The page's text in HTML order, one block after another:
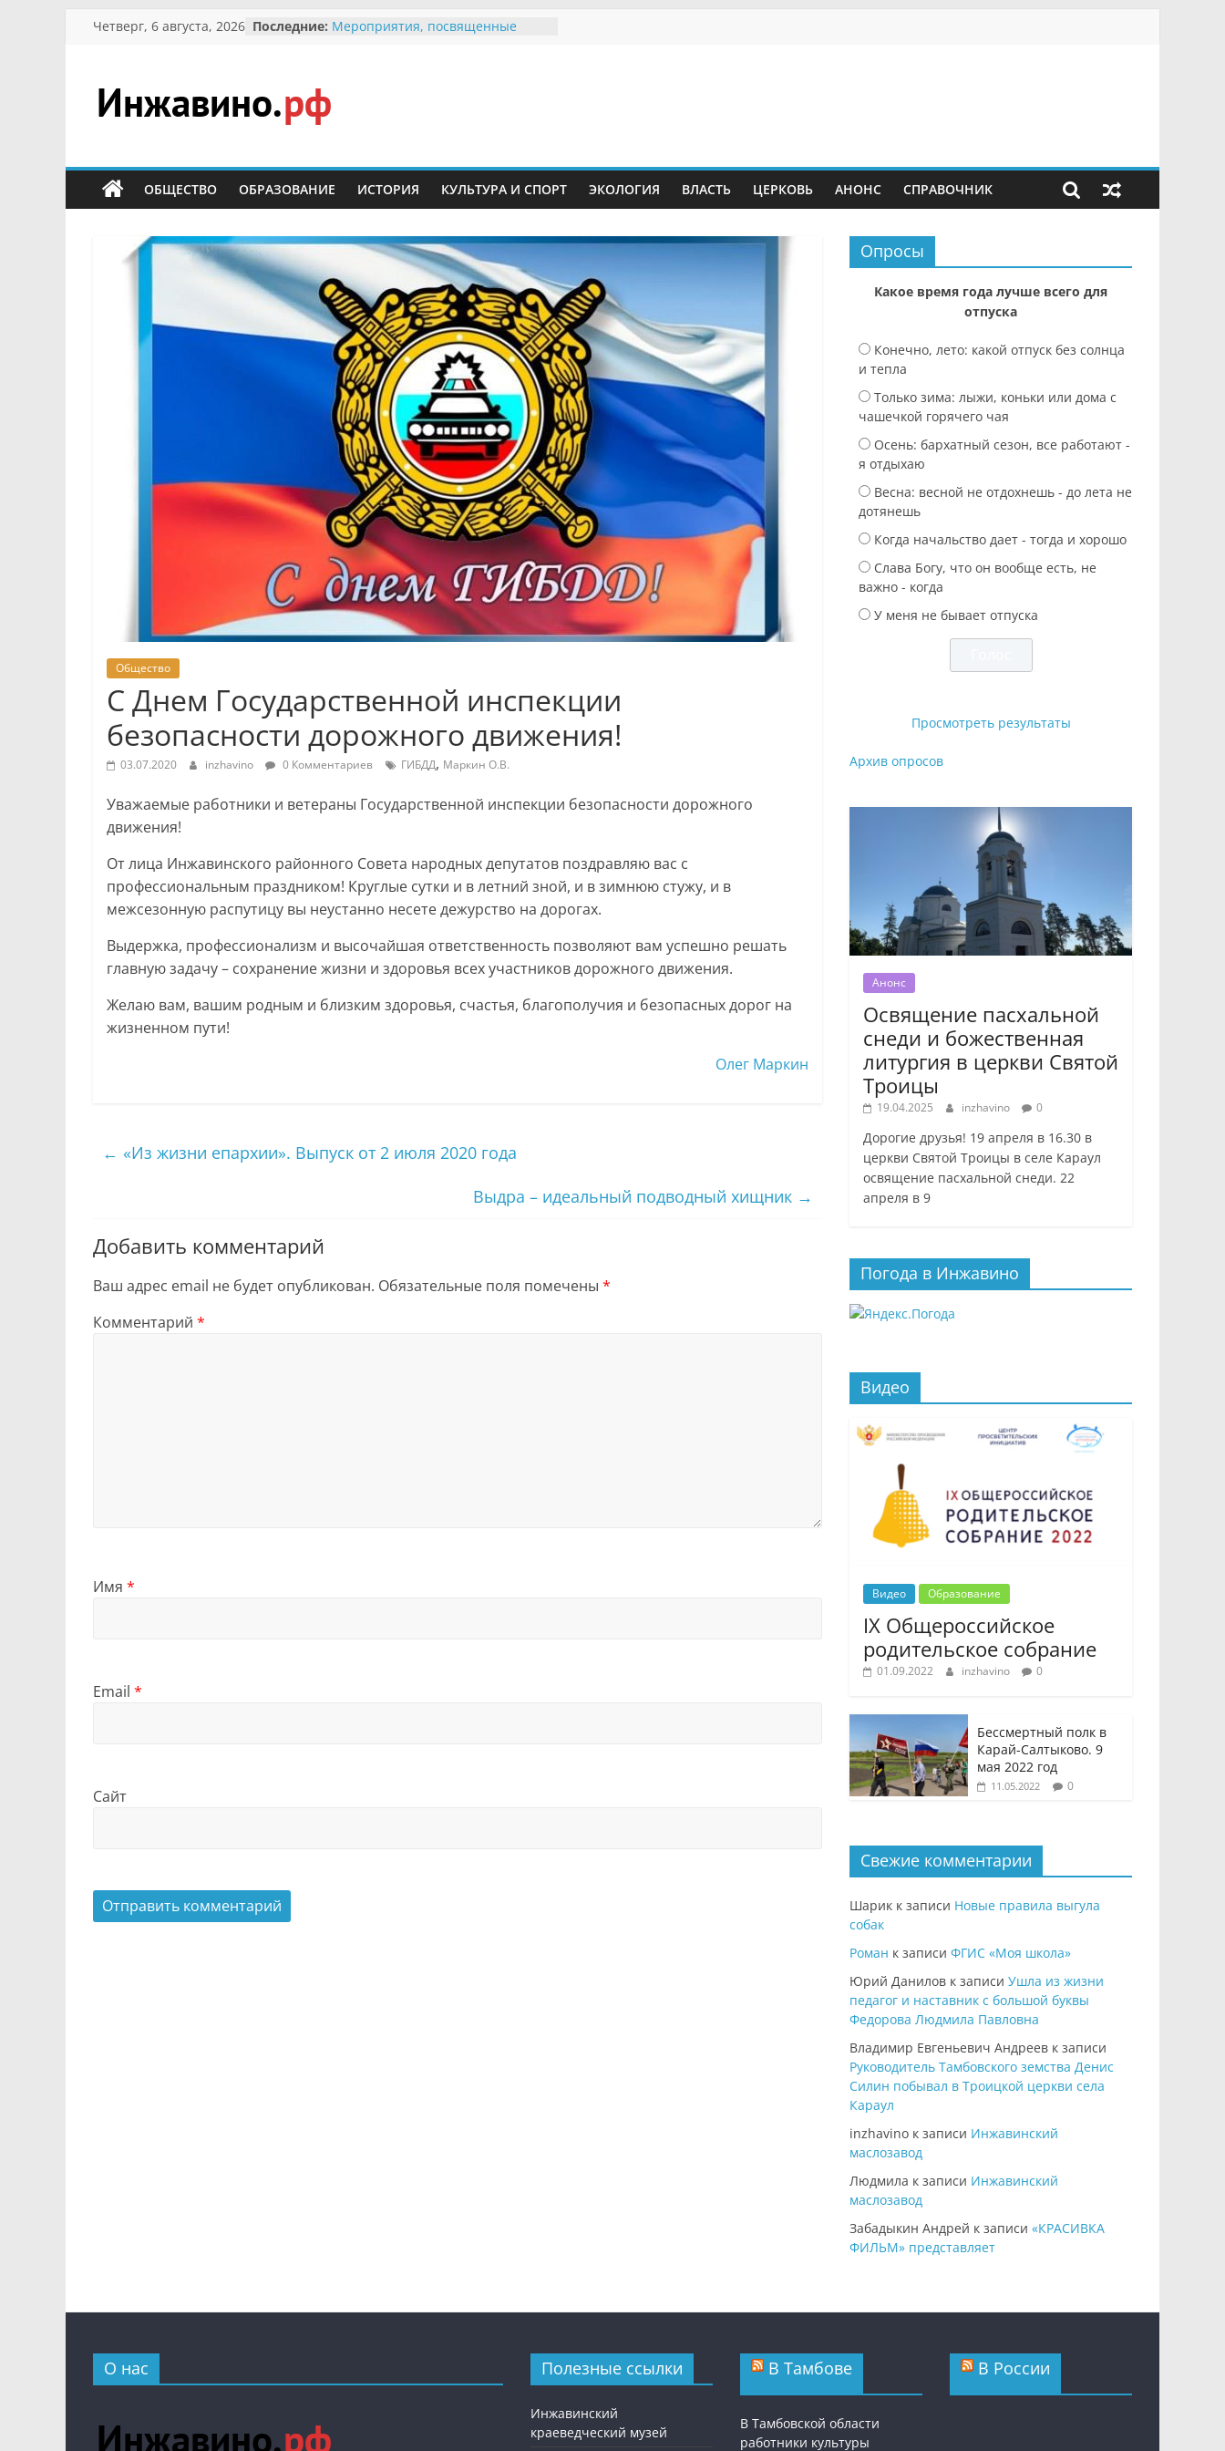
Перейти
Четверг, 6 августа, 2026 Последние: Мероприятия, посвященные
Безопасность в сети Интернет
Ученики приняли участие в
мероприятии «Сохраним
В вольере Воронинского
заповедника родились крапчатые
суслики
Инжавино.рф
сельский
портал
ОБЩЕСТВО ОБРАЗОВАНИЕ ИСТОРИЯ КУЛЬТУРА И СПОРТ ЭКОЛОГИЯ ВЛАСТЬ ЦЕРКОВЬ АНОНС СПРАВОЧНИК
Общество
С Днем Государственной инспекции
безопасности дорожного движения!
03.07.2020 inzhavino 0 Комментариев ГИБДД, Маркин О.В.
Уважаемые работники и ветераны Государственной инспекции безопасности дорожного
движения!
От лица Инжавинского районного Совета народных депутатов поздравляю вас с
профессиональным праздником! Круглые сутки и в летний зной, и в зимнюю стужу, и в
межсезонную распутицу вы неустанно несете дежурство на дорогах.
Выдержка, профессионализм и высочайшая ответственность позволяют вам успешно решать
главную задачу – сохранение жизни и здоровья всех участников дорожного движения.
Желаю вам, вашим родным и близким здоровья, счастья, благополучия и безопасных дорог на
жизненном пути!
Олег Маркин
← «Из жизни епархии». Выпуск от 2 июля 2020 года
Выдра – идеальный подводный хищник →
Добавить комментарий
Ваш адрес email не будет опубликован. Обязательные поля помечены *
Комментарий *
Имя *
Email *
Сайт
Опросы
Какое время года лучше всего для
отпуска
Конечно, лето: какой отпуск без солнца
и тепла
Только зима: лыжи, коньки или дома с
чашечкой горячего чая
Осень: бархатный сезон, все работают -
я отдыхаю
Весна: весной не отдохнешь - до лета не
дотянешь
Когда начальство дает - тогда и хорошо
Слава Богу, что он вообще есть, не
важно - когда
У меня не бывает отпуска
Просмотреть результаты
Архив опросов
Анонс
Освящение пасхальной
снеди и божественная
литургия в церкви Святой
Троицы
19.04.2025 inzhavino 0
Дорогие друзья! 19 апреля в 16.30 в
церкви Святой Троицы в селе Караул
освящение пасхальной снеди. 22
апреля в 9
Погода в Инжавино
Видео
Видео Образование
IX Общероссийское
родительское собрание
01.09.2022 inzhavino 0
Бессмертный полк в
Карай-Салтыково. 9
мая 2022 год
11.05.2022 0
Свежие комментарии
Шарик к записи Новые правила выгула
собак
Роман к записи ФГИС «Моя школа»
Юрий Данилов к записи Ушла из жизни
педагог и наставник с большой буквы
Федорова Людмила Павловна
Владимир Евгеньевич Андреев к записи
Руководитель Тамбовского земства Денис
Силин побывал в Троицкой церкви села
Караул
inzhavino к записи Инжавинский
маслозавод
Людмила к записи Инжавинский
маслозавод
Забадыкин Андрей к записи «КРАСИВКА
ФИЛЬМ» представляет
О нас Полезные ссылки
Инжавинский
краеведческий музей
В Тамбове
В Тамбовской области
работники культуры
В России